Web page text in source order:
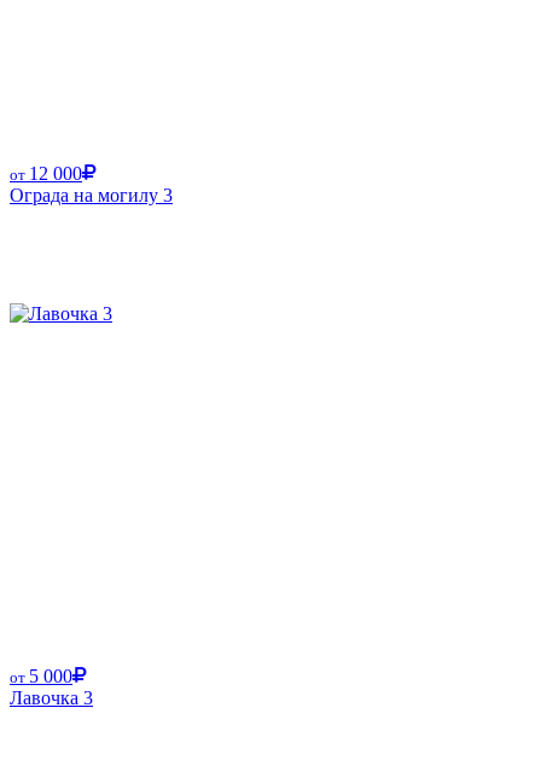
от 12 000
Ограда на могилу 3
от 5 000
Лавочка 3